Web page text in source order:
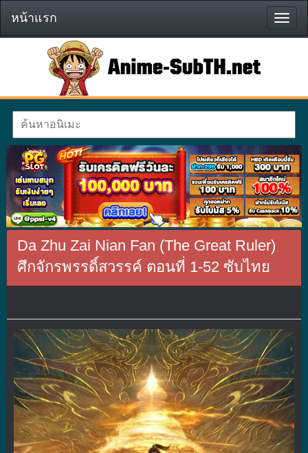
หน้า
แรก
หน้าแรก
Da Zhu Zai Nian Fan (The Great Ruler)
ศึกจักรพรรดิ์สวรรค์ ตอนที่ 1-52 ซับไทย